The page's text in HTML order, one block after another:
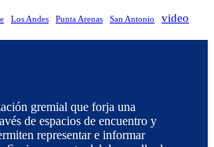
Los Andes Punta Arenas San Antonio video
gremial que forja una
de espacios de encuentro y
representar e informar